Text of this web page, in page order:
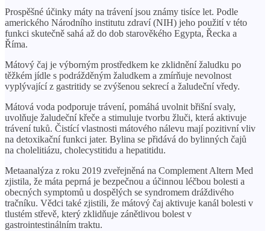
Prospěšné účinky máty na trávení jsou známy tisíce let. Podle
amerického Národního institutu zdraví (NIH) jeho použití v této
funkci skutečně sahá až do dob starověkého Egypta, Řecka a
Říma.
Mátový čaj je výborným prostředkem ke zklidnění žaludku po
těžkém jídle s podrážděným žaludkem a zmírňuje nevolnost
vyplývající z gastritidy se zvýšenou sekrecí a žaludeční vředy.
Mátová voda podporuje trávení, pomáhá uvolnit břišní svaly,
uvolňuje žaludeční křeče a stimuluje tvorbu žluči, která aktivuje
trávení tuků. Čistící vlastnosti mátového nálevu mají pozitivní vliv
na detoxikační funkci jater. Bylina se přidává do bylinných čajů
na cholelitiázu, cholecystitidu a hepatitidu.
Metaanalýza z roku 2019 zveřejněná na Complement Altern Med
zjistila, že máta peprná je bezpečnou a účinnou léčbou bolesti a
obecných symptomů u dospělých se syndromem dráždivého
tračníku. Vědci také zjistili, že mátový čaj aktivuje kanál bolesti v
tlustém střevě, který zklidňuje zánětlivou bolest v
gastrointestinálním traktu.